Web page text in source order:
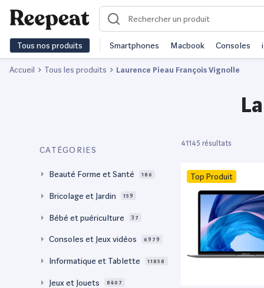
Tous nos produits Smartphones Macbook Consoles
Accueil Tous les produits Laurence Pieau François Vignolle
CATÉGORIES
Beauté Forme et Santé 186
Bricolage et Jardin 159
Bébé et puériculture 37
Consoles et Jeux vidéos 6979
Informatique et Tablette 11858
Jeux et Jouets 8407
41145 résultats
Top Produit